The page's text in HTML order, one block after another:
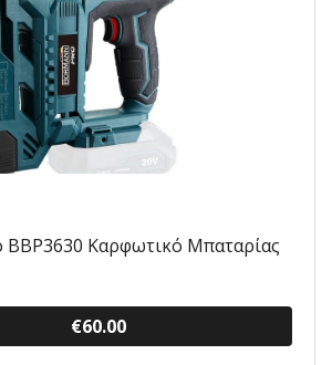
BBP3630 Καρφωτικό Μπαταρίας
€60.00